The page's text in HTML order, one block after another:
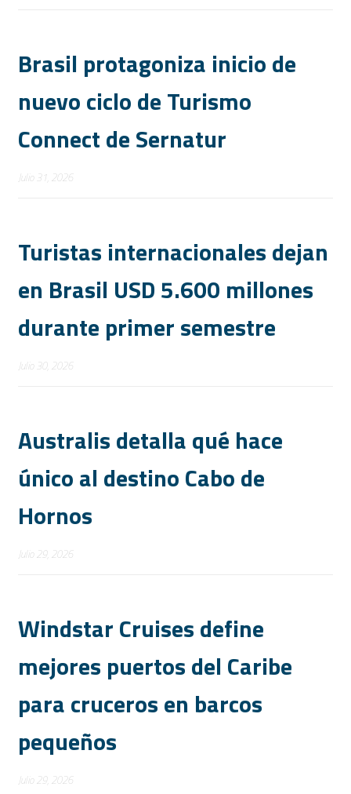
Brasil protagoniza inicio de
nuevo ciclo de Turismo
Connect de Sernatur
Julio 31, 2026
Turistas internacionales dejan
en Brasil USD 5.600 millones
durante primer semestre
Julio 30, 2026
Australis detalla qué hace
único al destino Cabo de
Hornos
Julio 29, 2026
Windstar Cruises define
mejores puertos del Caribe
para cruceros en barcos
pequeños
Julio 29, 2026